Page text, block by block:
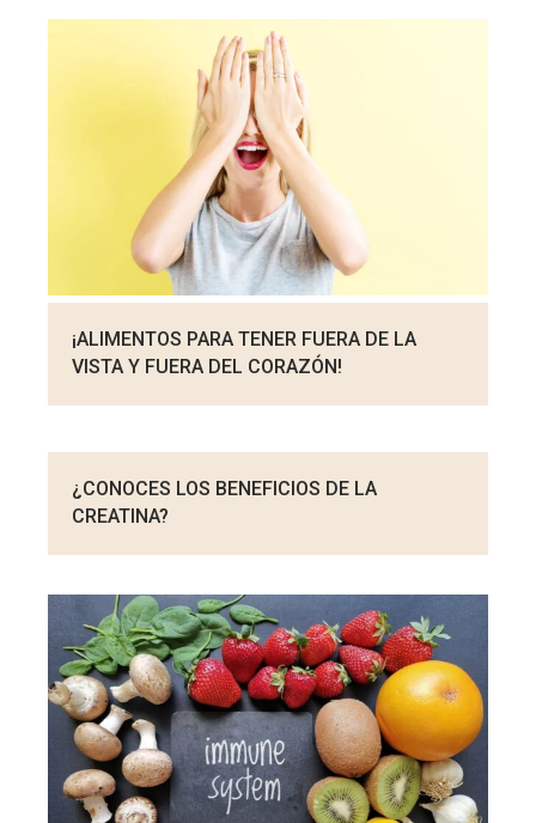
¡ALIMENTOS PARA TENER FUERA DE LA
VISTA Y FUERA DEL CORAZÓN!
¿CONOCES LOS BENEFICIOS DE LA
CREATINA?